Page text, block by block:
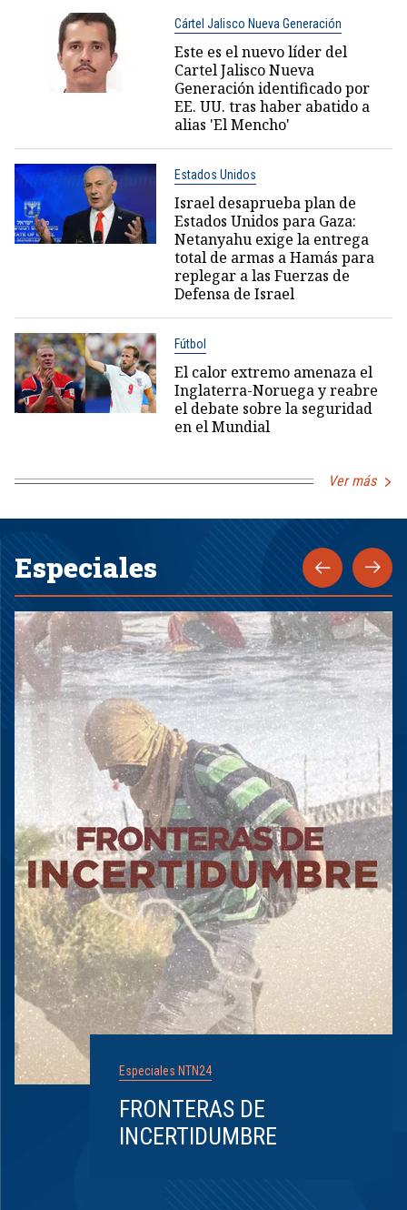
Cártel Jalisco Nueva Generación
Este es el nuevo líder del
Cartel Jalisco Nueva
Generación identificado por
EE. UU. tras haber abatido a
alias 'El Mencho'
Estados Unidos
Israel desaprueba plan de
Estados Unidos para Gaza:
Netanyahu exige la entrega
total de armas a Hamás para
replegar a las Fuerzas de
Defensa de Israel
Fútbol
El calor extremo amenaza el
Inglaterra-Noruega y reabre
el debate sobre la seguridad
en el Mundial
Ver más
Especiales
Especiales NTN24
FRONTERAS DE
INCERTIDUMBRE